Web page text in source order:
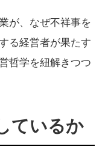
が、なぜ不祥事を
る経営者が果たす
哲学を紐解きつつ
ているか